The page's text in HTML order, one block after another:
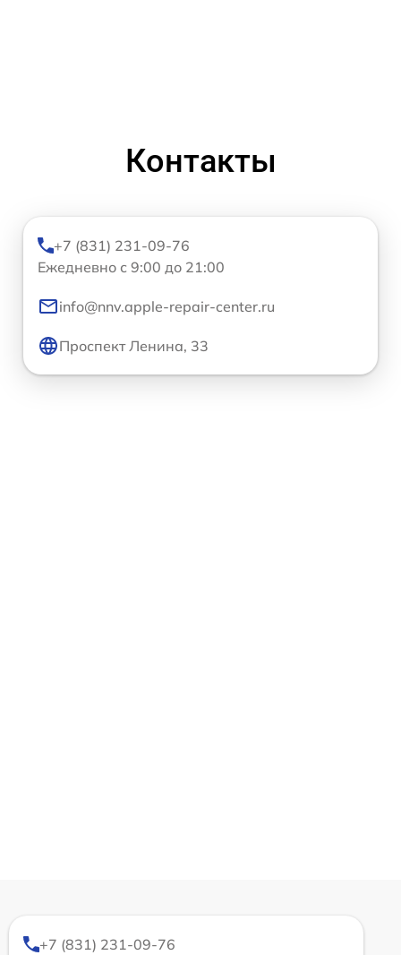
Контакты
+7 (831) 231-09-76
Ежедневно с 9:00 до 21:00
info@nnv.apple-repair-center.ru
Проспект Ленина, 33
+7 (831) 231-09-76